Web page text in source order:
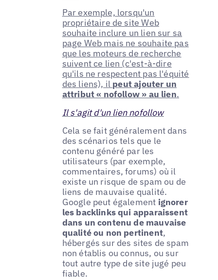
Par exemple, lorsqu'un
propriétaire de site Web
souhaite inclure un lien sur sa
page Web mais ne souhaite pas
que les moteurs de recherche
suivent ce lien (c'est-à-dire
qu'ils ne respectent pas l'équité
des liens), il peut ajouter un
attribut « nofollow » au lien.
Il s'agit d'un lien nofollow
Cela se fait généralement dans
des scénarios tels que le
contenu généré par les
utilisateurs (par exemple,
commentaires, forums) où il
existe un risque de spam ou de
liens de mauvaise qualité.
Google peut également ignorer
les backlinks qui apparaissent
dans un contenu de mauvaise
qualité ou non pertinent,
hébergés sur des sites de spam
non établis ou connus, ou sur
tout autre type de site jugé peu
fiable.